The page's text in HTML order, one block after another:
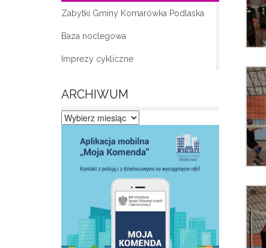
Zabytki Gminy Komarówka Podlaska
Baza noclegowa
Imprezy cykliczne
ARCHIWUM
Archiwum